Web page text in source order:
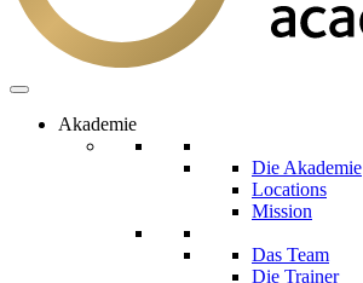
Akademie
Die Akademie
Locations
Mission
Das Team
Die Trainer